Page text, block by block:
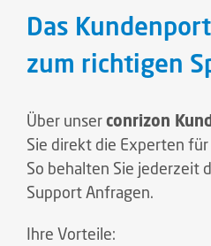
Das
zum richtigen
Über unserconrizon
Sie direkt die Experten
So behalten Sie jederzeit
Support Anfragen.
Ihre Vorteile: